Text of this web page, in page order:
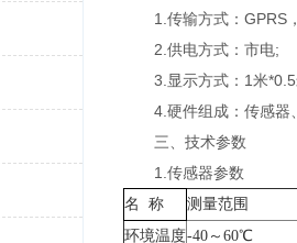
1.传输方式：GPRS
2.供电方式：市电;
3.显示方式：1米*0.5
4.硬件组成：传感器、
三、技术参数
1.传感器参数
名 称 测量范围
环境温度-40～60℃